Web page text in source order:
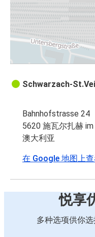
Schwarzach-
Bahnhofstrasse 24
5620 施瓦尔扎赫
澳大利亚
在 Google 地图上
悦享
多种选项供你